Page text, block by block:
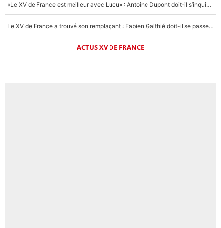
«Le XV de France est meilleur avec Lucu» : Antoine Dupont doit-il s’inquiéter pour sa place ?
Le XV de France a trouvé son remplaçant : Fabien Galthié doit-il se passer d'Antoine Dupont ?
ACTUS XV DE FRANCE